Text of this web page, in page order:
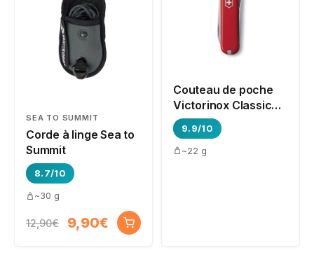
SEA TO SUMMIT
Corde à linge Sea to
Summit
8.7/10
~30 g
12,90€ 9,90€
Couteau de poche
Victorinox Classic
SD
9.9/10
~22 g